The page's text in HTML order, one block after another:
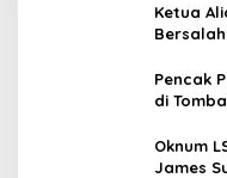
Ketua
Bersalah
Pencak
di
Oknum
James